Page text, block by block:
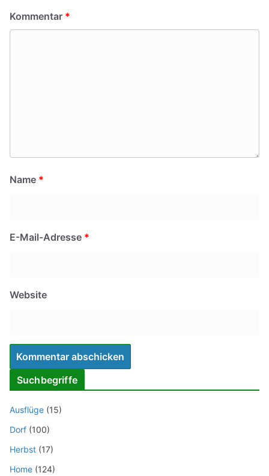
Kommentar *
Name *
E-Mail-Adresse *
Website
Suchbegriffe
Ausflüge (15)
Dorf (100)
Herbst (17)
Home (124)